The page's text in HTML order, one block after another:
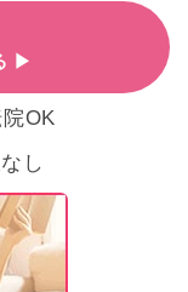
▶
OK
し